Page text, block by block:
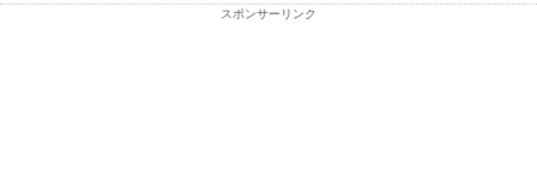
スポンサーリンク